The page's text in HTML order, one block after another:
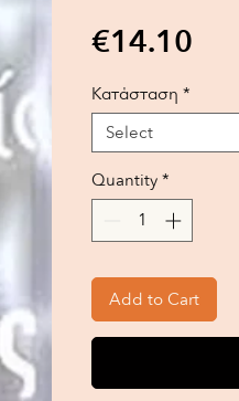
€14.10
Κατάσταση *
Select
Quantity *
Add to Cart